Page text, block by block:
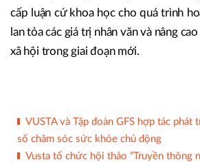
cấp luận cứ khoa học cho quá trình
lan tỏa các giá trị nhân văn và nâng
xã hội trong giai đoạn mới.
VUSTA và Tập đoàn GFS hợp tác phát
số chăm sóc sức khỏe chủ động
Vusta tổ chức hội thảo “Truyền thông